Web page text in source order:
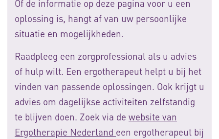
Of de informatie op deze pagina voor u een
oplossing is, hangt af van uw persoonlijke
situatie en mogelijkheden.
Raadpleeg een zorgprofessional als u advies
of hulp wilt. Een ergotherapeut helpt u bij het
vinden van passende oplossingen. Ook krijgt u
advies om dagelijkse activiteiten zelfstandig
te blijven doen. Zoek via de website van
Ergotherapie Nederland een ergotherapeut bij